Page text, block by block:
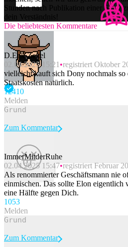
Stunden nach Publikation einer Story
dein Verständnis!
Die beliebtesten Kommentare
D.Enk-Zettel
02.04.2025 15:21 registriert Oktober
vielleicht kauft sich Dony nochmals
Staatskosten natürlich.
12410
Melden
Beitrag melden
Zum Kommentar
ImmerMitderRuhe
02.04.2025 15:47 registriert Februar
Als renommierter Geschäftsmann nie
einmischen. Das sollte Elon eigentlich
eine Hälfte gegen Dich.
1053
Melden
Zum Kommentar